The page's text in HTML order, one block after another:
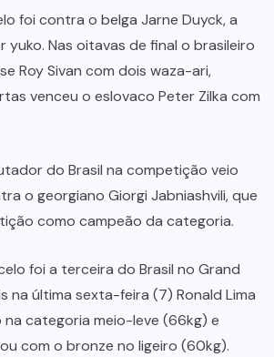
foi contra o belga Jarne Duyck, a
Nas oitavas de final o brasileiro
Roy Sivan com dois waza-ari,
venceu o eslovaco Peter Zilka com
do Brasil na competição veio
o georgiano Giorgi Jabniashvili, que
como campeão da categoria.
foi a terceira do Brasil no Grand
na última sexta-feira (7) Ronald Lima
categoria meio-leve (66kg) e
com o bronze no ligeiro (60kg).